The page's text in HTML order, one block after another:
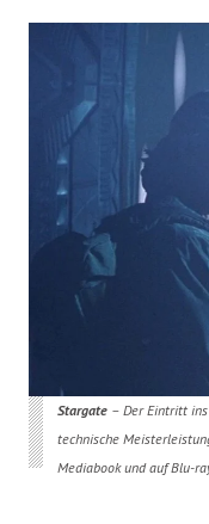
Stargate– Der Eintritt ins
technische
Mediabook und auf Blu-